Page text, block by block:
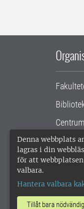
Denna webbplats
lagras i din
för att
valbara.
Hantera valbara
Tillåt bara